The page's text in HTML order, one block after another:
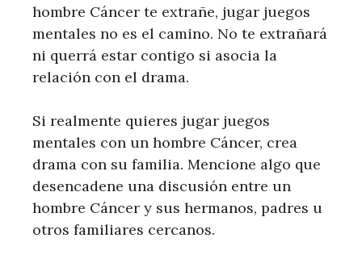
hombre Cáncer te extrañe, jugar juegos
mentales no es el camino. No te extrañará
ni querrá estar contigo si asocia la
relación con el drama.
Si realmente quieres jugar juegos
mentales con un hombre Cáncer, crea
drama con su familia. Mencione algo que
desencadene una discusión entre un
hombre Cáncer y sus hermanos, padres u
otros familiares cercanos.